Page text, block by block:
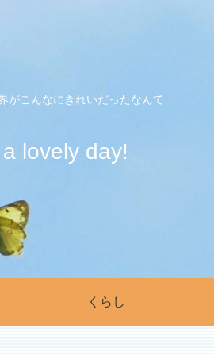
がこんなにきれいだったなんて
lovely day!
くらし